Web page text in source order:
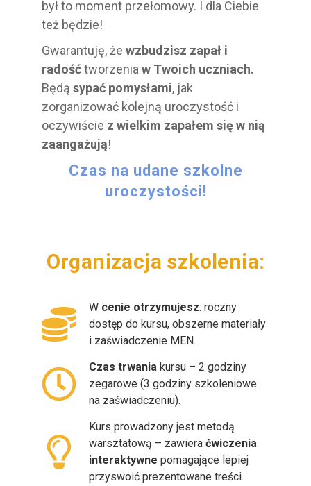
był to moment przełomowy. I dla Ciebie
też będzie!
Gwarantuję, że wzbudzisz zapał i
radośćtworzenia w Twoich uczniach.
Będą sypać pomysłami, jak
zorganizować kolejną uroczystość i
oczywiście z wielkim zapałem się w nią
zaangażują!
Czas na udane szkolne
uroczystości!
Organizacja
W cenie otrzymujesz: roczny
dostęp do kursu, obszerne materiały
i zaświadczenie MEN.
Czas trwaniakursu – 2 godziny
zegarowe (3 godziny szkoleniowe
na zaświadczeniu).
Kurs prowadzony jest metodą
warsztatową – zawiera ćwiczenia
interaktywne pomagające lepiej
przyswoić prezentowane treści.